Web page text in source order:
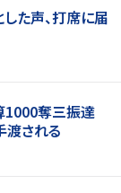
た声、打席に届
1000奪三振達
される